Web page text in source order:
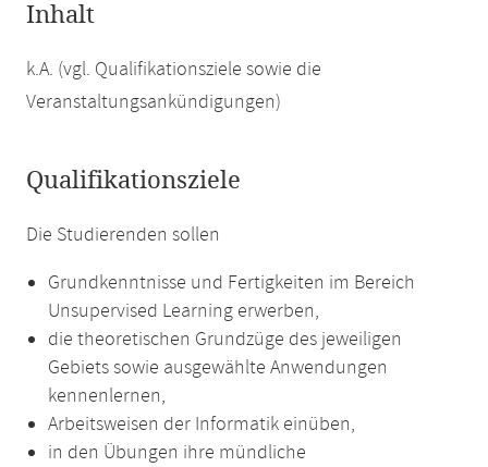
Inhalt
k.A. (vgl. Qualifikationsziele sowie die
Veranstaltungsankündigungen)
Qualifikationsziele
Die Studierenden sollen
Grundkenntnisse und Fertigkeiten im Bereich
Unsupervised Learning erwerben,
die theoretischen Grundzüge des jeweiligen
Gebiets sowie ausgewählte Anwendungen
kennenlernen,
Arbeitsweisen der Informatik einüben,
in den Übungen ihre mündliche